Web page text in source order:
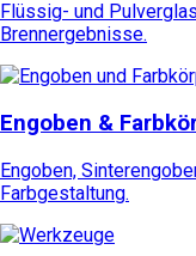
Flüssig- und
Brennergebnisse.
Engoben &
Engoben,
Farbgestaltung.